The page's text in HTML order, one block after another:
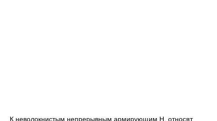
К неволокнистым непрерывным армирующим Н. относят